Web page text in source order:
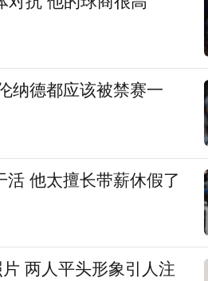
纳德都应该被禁赛一
活 他太擅长带薪休假了
两人平头形象引人注